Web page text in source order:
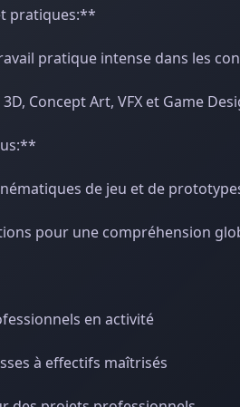
pratiques:**
pratique intense dans les
Concept Art, VFX et Game
de jeu et de
pour une compréhension
en activité
à effectifs maîtrisés